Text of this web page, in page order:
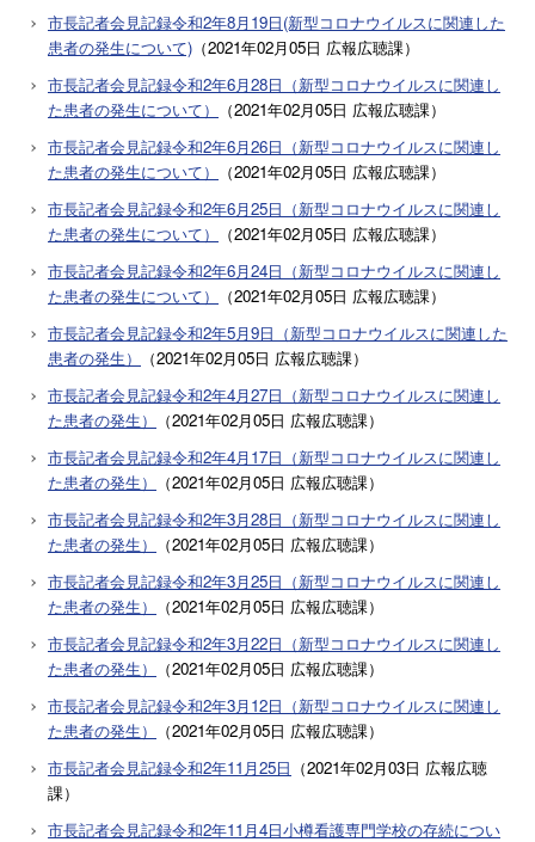
市長記者会見記録令和2年8月19日(新型コロナウイルスに関連した
患者の発生について) （2021年02月05日 広報広聴課）
市長記者会見記録令和2年6月28日（新型コロナウイルスに関連し
た患者の発生について）
（2021年02月05日 広報広聴課）
市長記者会見記録令和2年6月26日（新型コロナウイルスに関連し
た患者の発生について）
（2021年02月05日 広報広聴課）
市長記者会見記録令和2年6月25日（新型コロナウイルスに関連し
た患者の発生について）
（2021年02月05日 広報広聴課）
市長記者会見記録令和2年6月24日（新型コロナウイルスに関連し
た患者の発生について）
（2021年02月05日 広報広聴課）
市長記者会見記録令和2年5月9日（新型コロナウイルスに関連した
患者の発生）
（2021年02月05日 広報広聴課）
市長記者会見記録令和2年4月27日（新型コロナウイルスに関連し
た患者の発生）
（2021年02月05日 広報広聴課）
市長記者会見記録令和2年4月17日（新型コロナウイルスに関連し
た患者の発生）
（2021年02月05日 広報広聴課）
市長記者会見記録令和2年3月28日（新型コロナウイルスに関連し
た患者の発生）
（2021年02月05日 広報広聴課）
市長記者会見記録令和2年3月25日（新型コロナウイルスに関連し
た患者の発生）
（2021年02月05日 広報広聴課）
市長記者会見記録令和2年3月22日（新型コロナウイルスに関連し
た患者の発生）
（2021年02月05日 広報広聴課）
市長記者会見記録令和2年3月12日（新型コロナウイルスに関連し
た患者の発生）
（2021年02月05日 広報広聴課）
市長記者会見記録令和2年11月25日 （2021年02月03日 広報広聴
課）
市長記者会見記録令和2年11月4日小樽看護専門学校の存続につい